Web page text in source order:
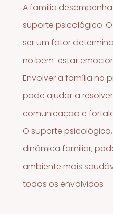
A família
suporte psicológico.
ser um fator
no bem-estar
Envolver a família no
pode ajudar a
comunicação e
O suporte
dinâmica familiar,
ambiente mais
todos os envolvidos.